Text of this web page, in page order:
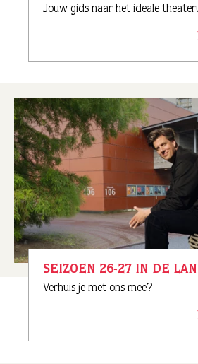
Jouw gids naar het ideale
SEIZOEN 26-27 IN DE
Verhuis je met ons mee?